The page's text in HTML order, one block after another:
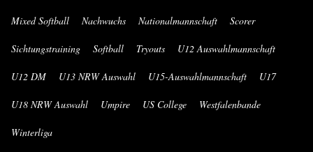
Mixed Softball Nachwuchs Nationalmannschaft Scorer
Sichtungstraining Softball Tryouts U12 Auswahlmannschaft
U12 DM U13 NRW Auswahl U15-Auswahlmannschaft U17
U18 NRW Auswahl Umpire US College Westfalenbande
Winterliga